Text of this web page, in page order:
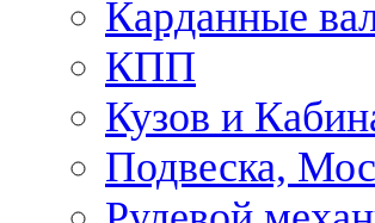
Карданные
КПП
Кузов и
Подвеска,